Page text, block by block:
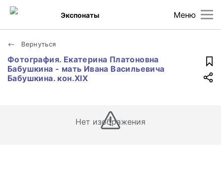
Меню
Экспонаты
Вернуться
Фотография. Екатерина Платоновна
Бабушкина - мать Ивана Васильевича
Бабушкина. кон.XIX
Нет изображения